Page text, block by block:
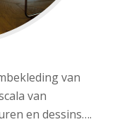
van
van
en dessins….